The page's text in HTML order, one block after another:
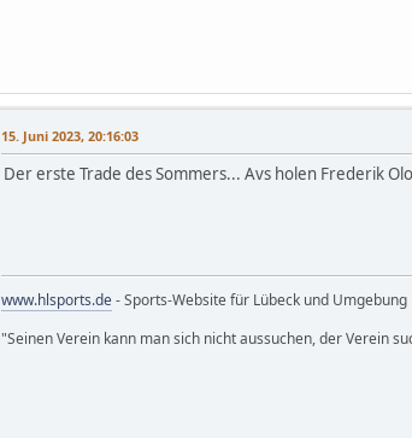
15. Juni 2023, 20:16:03
Der erste Trade des Sommers... Avs holen Frederik
www.hlsports.de- Sports-Website für Lübeck und Umgebung
"Seinen Verein kann man sich nicht aussuchen, der Verein